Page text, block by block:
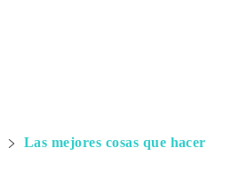
Las mejores cosas que hacer